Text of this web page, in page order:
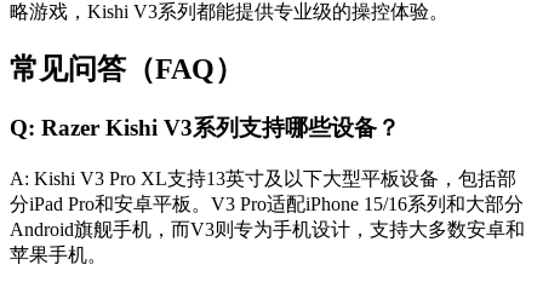
略游戏，Kishi V3系列都能提供专业级的操控体验。
常见问答（FAQ）
Q: Razer Kishi V3系列支持哪些设备？
A: Kishi V3 Pro XL支持13英寸及以下大型平板设备，包括部
分iPad Pro和安卓平板。V3 Pro适配iPhone 15/16系列和大部分
Android旗舰手机，而V3则专为手机设计，支持大多数安卓和
苹果手机。